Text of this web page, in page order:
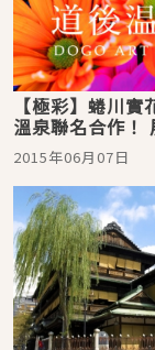
【極彩】蜷川實
溫泉聯名合作！
與摩登美的妖豔
2015年06月07日